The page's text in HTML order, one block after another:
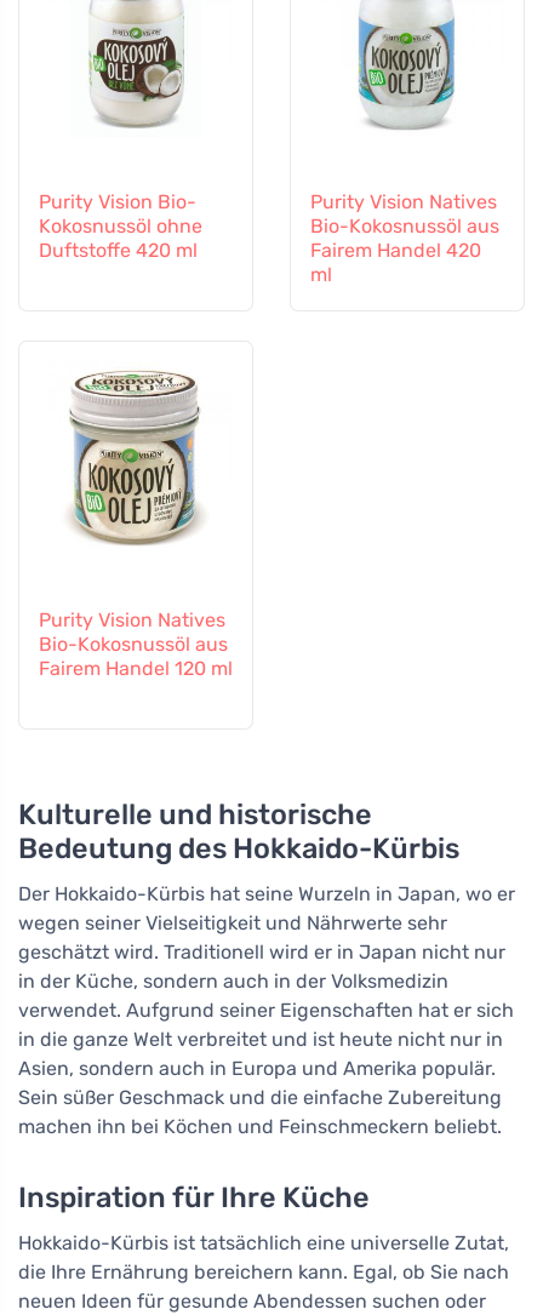
Purity Vision Bio-
Kokosnussöl ohne
Duftstoffe 420 ml
Purity Vision Natives
Bio-Kokosnussöl aus
Fairem Handel 420
ml
Purity Vision Natives
Bio-Kokosnussöl aus
Fairem Handel 120 ml
Kulturelle und historische
Bedeutung des Hokkaido-Kürbis
Der Hokkaido-Kürbis hat seine Wurzeln in Japan, wo er
wegen seiner Vielseitigkeit und Nährwerte sehr
geschätzt wird. Traditionell wird er in Japan nicht nur
in der Küche, sondern auch in der Volksmedizin
verwendet. Aufgrund seiner Eigenschaften hat er sich
in die ganze Welt verbreitet und ist heute nicht nur in
Asien, sondern auch in Europa und Amerika populär.
Sein süßer Geschmack und die einfache Zubereitung
machen ihn bei Köchen und Feinschmeckern beliebt.
Inspiration für Ihre Küche
Hokkaido-Kürbis ist tatsächlich eine universelle Zutat,
die Ihre Ernährung bereichern kann. Egal, ob Sie nach
neuen Ideen für gesunde Abendessen suchen oder